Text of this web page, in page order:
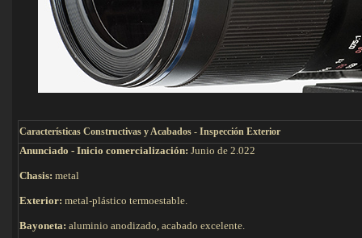
Características Constructivas y Acabados - Inspección Exterior
Anunciado - Inicio comercialización: Junio de 2.022
Chasis: metal
Exterior: metal-plástico termoestable.
Bayoneta: aluminio anodizado, acabado excelente.